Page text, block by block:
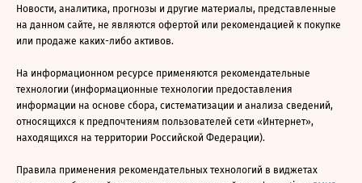
Новости, аналитика, прогнозы и другие материалы, представленные
на данном сайте, не являются офертой или рекомендацией к покупке
или продаже каких-либо активов.
На информационном ресурсе применяются рекомендательные
технологии (информационные технологии предоставления
информации на основе сбора, систематизации и анализа сведений,
относящихся к предпочтениям пользователей сети «Интернет»,
находящихся на территории Российской Федерации).
Правила применения рекомендательных технологий в виджетах